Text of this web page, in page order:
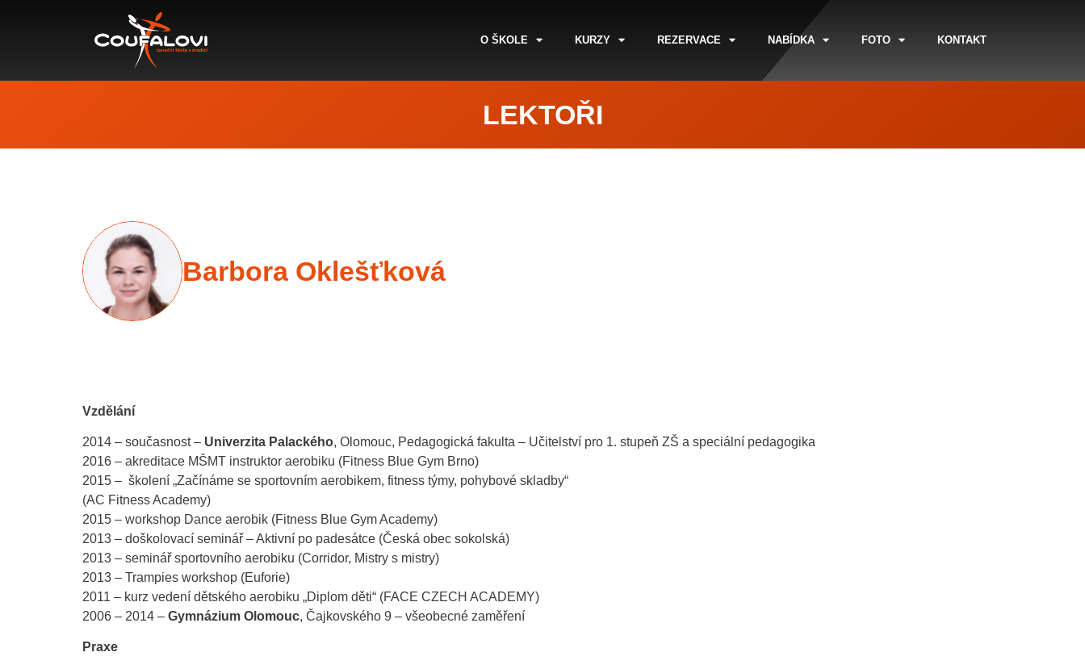
O ŠKOLE KURZY REZERVACE NABÍDKA FOTO KONTAKT
LEKTOŘI
Barbora Oklešťková
Vzdělání
2014 – současnost – Univerzita Palackého, Olomouc, Pedagogická fakulta – Učitelství pro 1. stupeň ZŠ a speciální pedagogika
2016 – akreditace MŠMT instruktor aerobiku (Fitness Blue Gym Brno)
2015 – školení „Začínáme se sportovním aerobikem, fitness týmy, pohybové skladby“
(AC Fitness Academy)
2015 – workshop Dance aerobik (Fitness Blue Gym Academy)
2013 – doškolovací seminář – Aktivní po padesátce (Česká obec sokolská)
2013 – seminář sportovního aerobiku (Corridor, Mistry s mistry)
2013 – Trampies workshop (Euforie)
2011 – kurz vedení dětského aerobiku „Diplom děti“ (FACE CZECH ACADEMY)
2006 – 2014 – Gymnázium Olomouc, Čajkovského 9 – všeobecné zaměření
Praxe